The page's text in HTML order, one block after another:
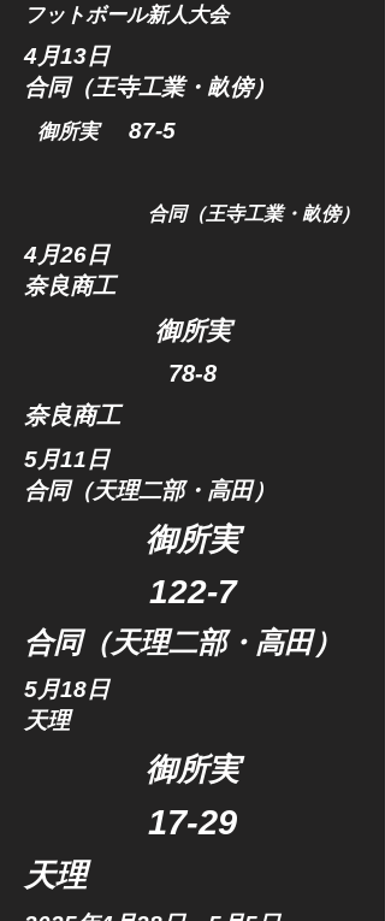
フットボール新人大会
​4月13日
合同（王寺工業・畝傍）
​御所実 ​87-5
合同（王寺工業・畝傍）
​4月26日
奈良商工
​御所実
​78-8
​奈良商工
​5月11日
合同（天理二部・高田）
​御所実
122​-7
​​合同（天理二部・高田）
5月18日
天理
​御所実
17​-29
天理